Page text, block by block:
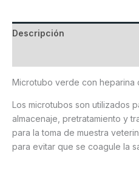
Descripción
Microtubo verde con heparina
Los microtubos son utilizados
almacenaje, pretratamiento y
para la toma de muestra
para evitar que se coagule la